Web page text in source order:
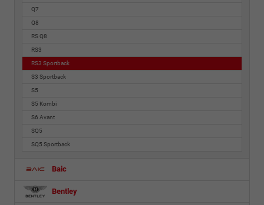
Q7
Q8
RS Q8
RS3
RS3 Sportback
S3 Sportback
S5
S5 Kombi
S6 Avant
SQ5
SQ5 Sportback
Baic
Bentley